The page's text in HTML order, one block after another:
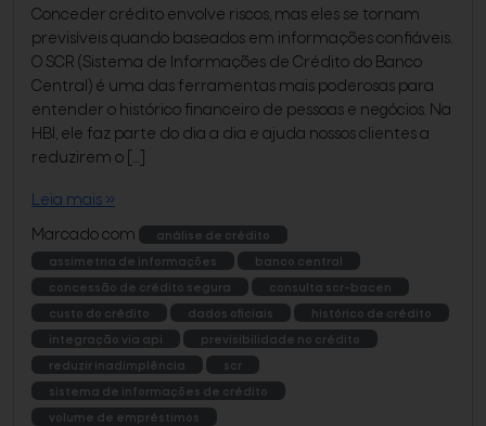
Conceder crédito envolve riscos, mas eles se tornam
previsíveis quando baseados em informações confiáveis.
O SCR (Sistema de Informações de Crédito do Banco
Central) é uma das ferramentas mais poderosas para
entender o histórico financeiro de pessoas e negócios. Na
HBI, ele faz parte do dia a dia e ajuda nossos clientes a
reduzirem o […]
Leia mais »
Marcado com
análise de crédito
assimetria de informações
banco central
concessão de crédito segura
consulta scr-bacen
custo do crédito
dados oficiais
histórico de crédito
integração via api
previsibilidade no crédito
reduzir inadimplência
scr
sistema de informações de crédito
volume de empréstimos